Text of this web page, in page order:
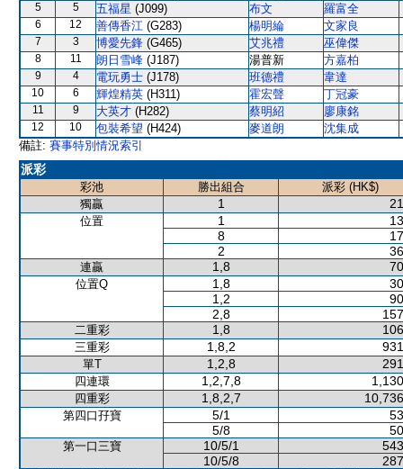
5 5 五福星 (J099) 布文 羅富全
6 12 善傳香江 (G283) 楊明綸 文家良
7 3 博愛先鋒 (G465) 艾兆禮 巫偉傑
8 11 朗日雪峰 (J187) 湯普新 方嘉柏
9 4 電玩勇士 (J178) 班德禮 韋達
10 6 輝煌精英 (H311) 霍宏聲 丁冠豪
11 9 大英才 (H282) 蔡明紹 廖康銘
12 10 包裝希望 (H424) 麥道朗
沈集成
備註: 賽事特別情況索引
派彩
彩池 勝出組合
派彩 (HK$)
獨贏
1
位置 1
8
2
連贏 1,8
位置Q 1,8
1,2
2,8
二重彩 1,8
三重彩 1,8,2
單T 1,2,8
四連環 1,2,7,8
四重彩 1,8,2,7
第四口孖寶 5/1
5/8
第一口三寶 10/5/1
10/5/8